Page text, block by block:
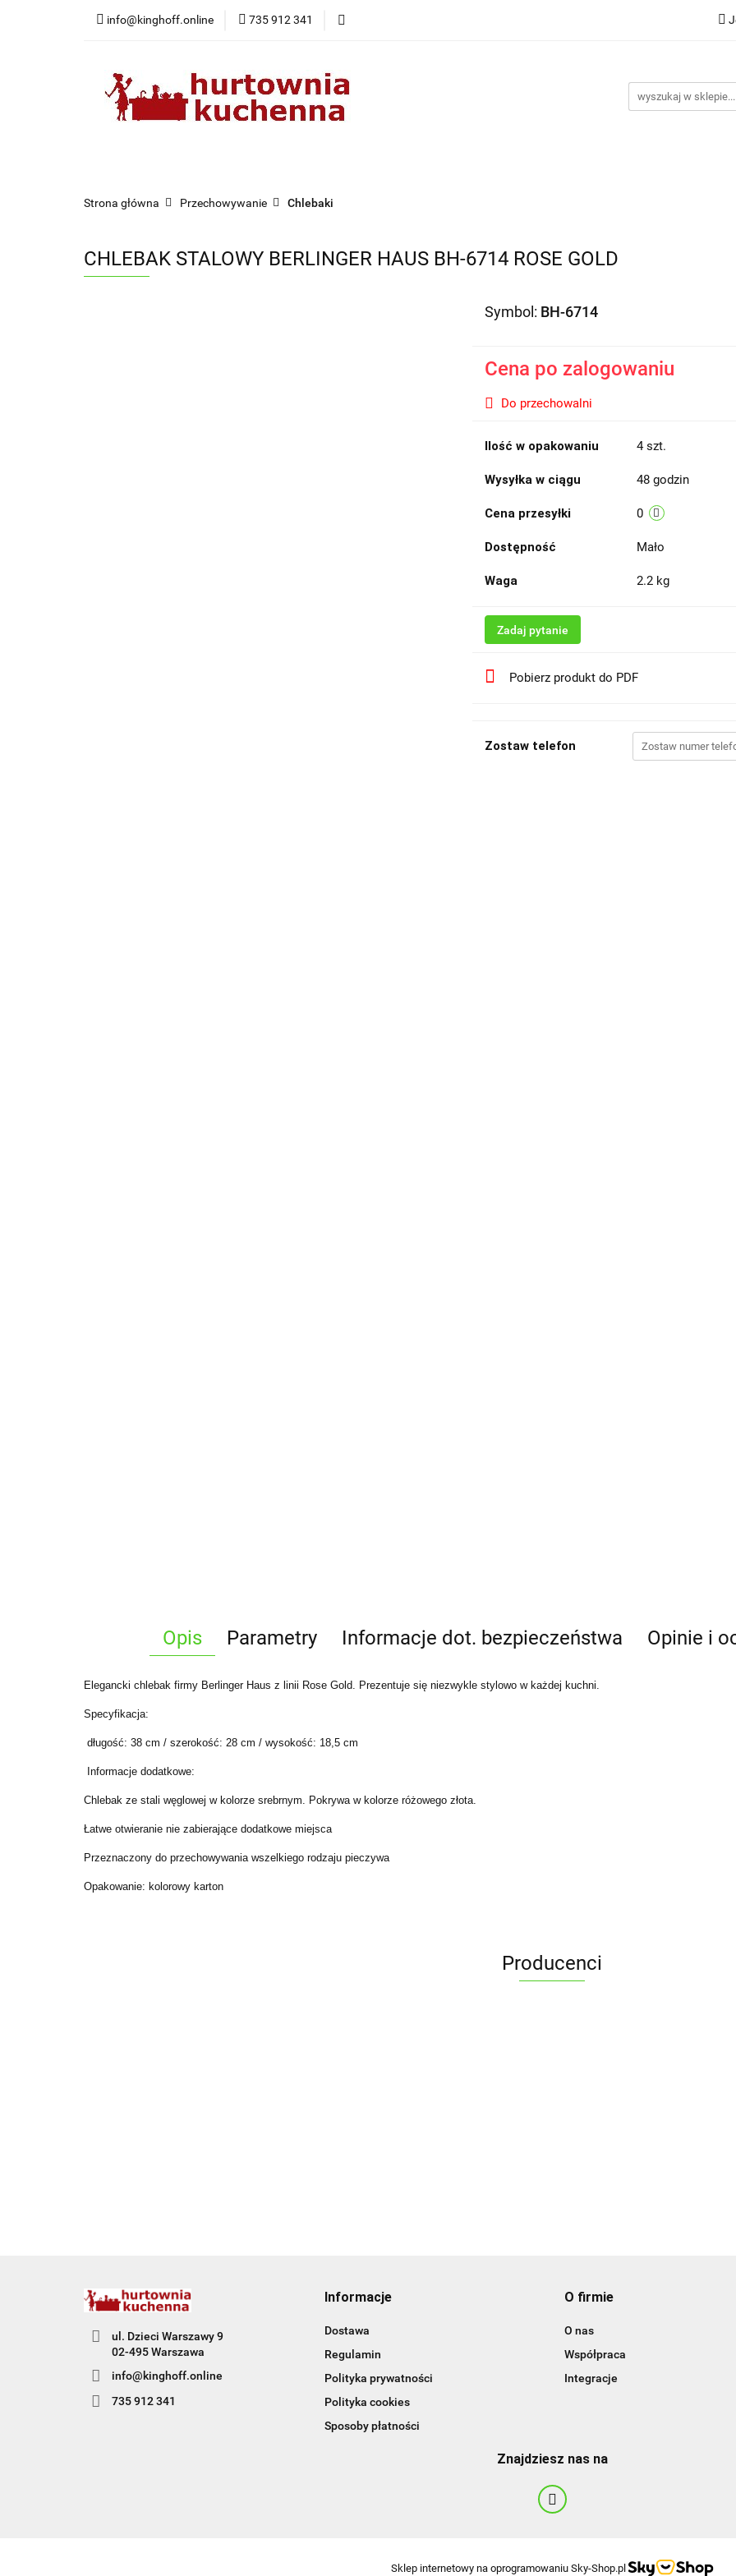
info@kinghoff.online 735 912 341
Kategorie
Strona główna Przechowywanie Chlebaki
CHLEBAK STALOWY BERLINGER HAUS BH-6714 ROSE GOLD
Symbol: BH-6714
Cena po zalogowaniu
Do przechowalni
Ilość w opakowaniu 4 szt.
Wysyłka w ciągu 48 godzin
Cena przesyłki 0
Dostępność Mało
Waga 2.2 kg
Zadaj pytanie
Pobierz produkt do PDF
Zostaw telefon
Opis Parametry Informacje dot. bezpieczeństwa Opinie i
Elegancki chlebak firmy Berlinger Haus z linii Rose Gold. Prezentuje się niezwykle stylowo w każdej kuchni.
Specyfikacja:
długość: 38 cm / szerokość: 28 cm / wysokość: 18,5 cm
Informacje dodatkowe:
Chlebak ze stali węglowej w kolorze srebrnym. Pokrywa w kolorze różowego złota.
Łatwe otwieranie nie zabierające dodatkowe miejsca
Przeznaczony do przechowywania wszelkiego rodzaju pieczywa
Opakowanie: kolorowy karton
Producenci
BBQ
ul. Dzieci Warszawy 9
02-495 Warszawa
info@kinghoff.online
735 912 341
Informacje
Dostawa
Regulamin
Polityka prywatności
Polityka cookies
Sposoby płatności
O firmie
O nas
Współpraca
Integracje
Znajdziesz nas na
Sklep internetowy na oprogramowaniu Sky-Shop.pl